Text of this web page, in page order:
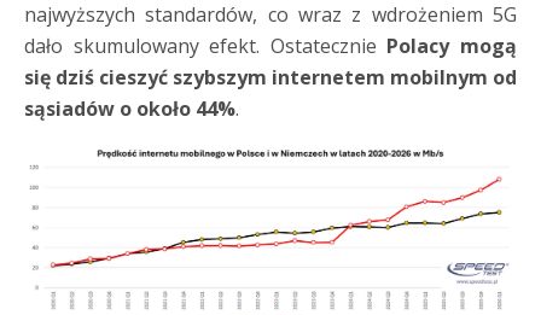
najwyższych standardów, co wraz z wdrożeniem 5G
dało skumulowany efekt. Ostatecznie Polacy mogą
się dziś cieszyć szybszym internetem mobilnym od
sąsiadów o około 44%.